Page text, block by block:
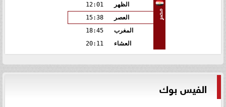
مصر
الظهر
12:01
العصر
15:38
المغرب
18:45
العشاء
20:11
الفيس بوك